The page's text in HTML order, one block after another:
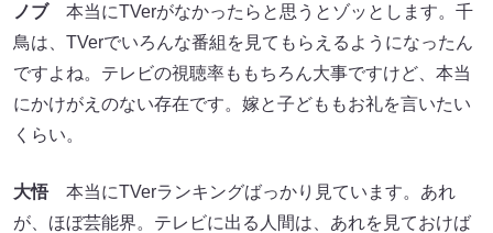
ノブ本当にTVerがなかったらと思うとゾッとします。千
鳥は、TVerでいろんな番組を見てもらえるようになったん
ですよね。テレビの視聴率ももちろん大事ですけど、本当
にかけがえのない存在です。嫁と子どももお礼を言いたい
くらい。
大悟本当にTVerランキングばっかり見ています。あれ
が、ほぼ芸能界。テレビに出る人間は、あれを見ておけば